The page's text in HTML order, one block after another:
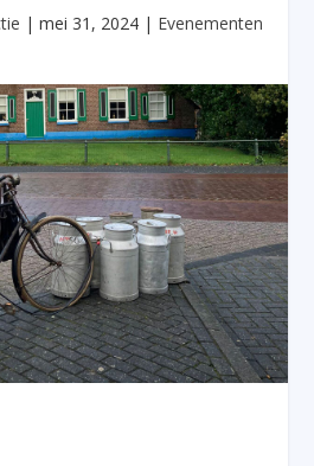
| mei 31, 2024 | Evenementen